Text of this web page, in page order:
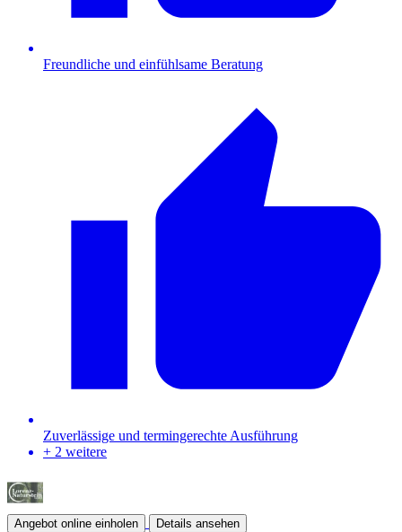
Freundliche und einfühlsame Beratung
Zuverlässige und termingerechte Ausführung
+ 2 weitere
Angebot online einholen Details ansehen